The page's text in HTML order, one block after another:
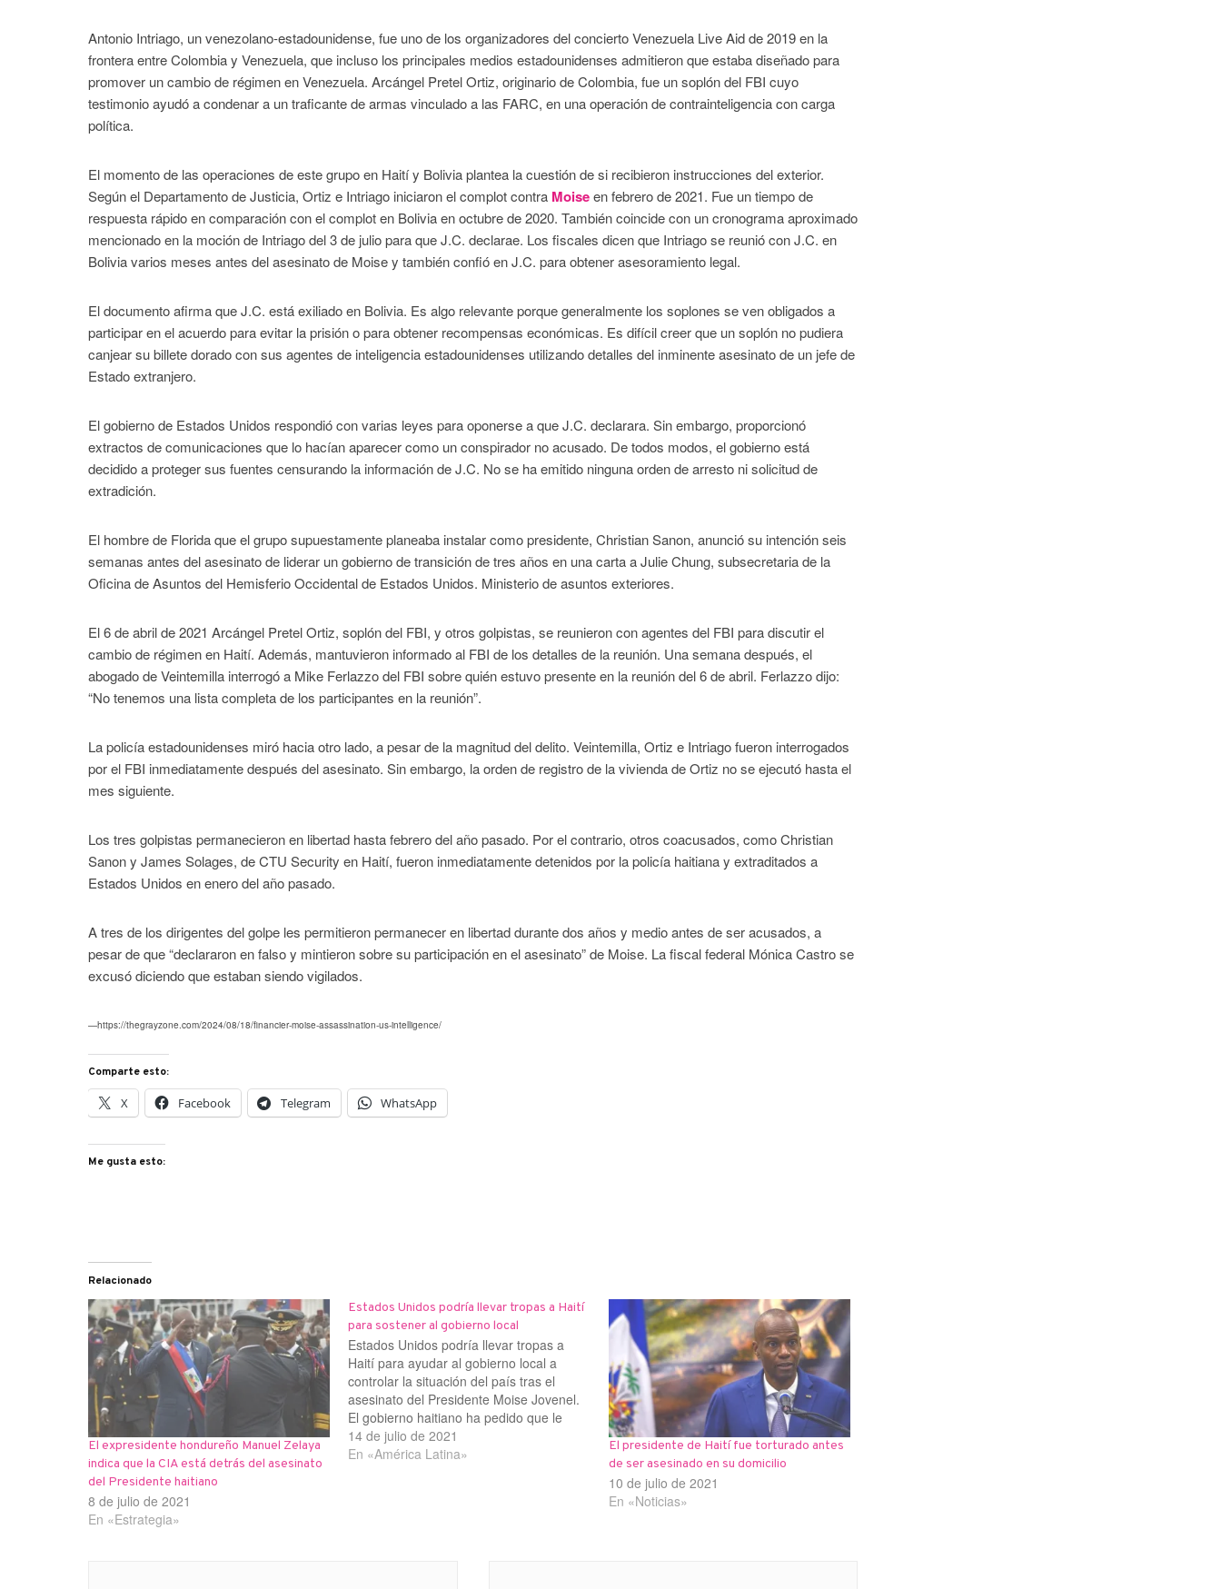
Antonio Intriago, un venezolano-estadounidense, fue uno de los organizadores del concierto Venezuela Live Aid de 2019 en la
frontera entre Colombia y Venezuela, que incluso los principales medios estadounidenses admitieron que estaba diseñado para
promover un cambio de régimen en Venezuela. Arcángel Pretel Ortiz, originario de Colombia, fue un soplón del FBI cuyo
testimonio ayudó a condenar a un traficante de armas vinculado a las FARC, en una operación de contrainteligencia con carga
política.
El momento de las operaciones de este grupo en Haití y Bolivia plantea la cuestión de si recibieron instrucciones del exterior.
Según el Departamento de Justicia, Ortiz e Intriago iniciaron el complot contra Moiseen febrero de 2021. Fue un tiempo de
respuesta rápido en comparación con el complot en Bolivia en octubre de 2020. También coincide con un cronograma aproximado
mencionado en la moción de Intriago del 3 de julio para que J.C. declarae. Los fiscales dicen que Intriago se reunió con J.C. en
Bolivia varios meses antes del asesinato de Moise y también confió en J.C. para obtener asesoramiento legal.
El documento afirma que J.C. está exiliado en Bolivia. Es algo relevante porque generalmente los soplones se ven obligados a
participar en el acuerdo para evitar la prisión o para obtener recompensas económicas. Es difícil creer que un soplón no pudiera
canjear su billete dorado con sus agentes de inteligencia estadounidenses utilizando detalles del inminente asesinato de un jefe de
Estado extranjero.
El gobierno de Estados Unidos respondió con varias leyes para oponerse a que J.C. declarara. Sin embargo, proporcionó
extractos de comunicaciones que lo hacían aparecer como un conspirador no acusado. De todos modos, el gobierno está
decidido a proteger sus fuentes censurando la información de J.C. No se ha emitido ninguna orden de arresto ni solicitud de
extradición.
El hombre de Florida que el grupo supuestamente planeaba instalar como presidente, Christian Sanon, anunció su intención seis
semanas antes del asesinato de liderar un gobierno de transición de tres años en una carta a Julie Chung, subsecretaria de la
Oficina de Asuntos del Hemisferio Occidental de Estados Unidos. Ministerio de asuntos exteriores.
El 6 de abril de 2021 Arcángel Pretel Ortiz, soplón del FBI, ​​y otros golpistas, se reunieron con agentes del FBI para discutir el
cambio de régimen en Haití. Además, mantuvieron informado al FBI de los detalles de la reunión. Una semana después, el
abogado de Veintemilla interrogó a Mike Ferlazzo del FBI sobre quién estuvo presente en la reunión del 6 de abril. Ferlazzo dijo:
“No tenemos una lista completa de los participantes en la reunión”.
La policía estadounidenses miró hacia otro lado, a pesar de la magnitud del delito. Veintemilla, Ortiz e Intriago fueron interrogados
por el FBI inmediatamente después del asesinato. Sin embargo, la orden de registro de la vivienda de Ortiz no se ejecutó hasta el
mes siguiente.
Los tres golpistas permanecieron en libertad hasta febrero del año pasado. Por el contrario, otros coacusados, como Christian
Sanon y James Solages, de CTU Security en Haití, fueron inmediatamente detenidos por la policía haitiana y extraditados a
Estados Unidos en enero del año pasado.
A tres de los dirigentes del golpe les permitieron permanecer en libertad durante dos años y medio antes de ser acusados, a
pesar de que “​​declararon en falso y mintieron sobre su participación en el asesinato” de Moise. La fiscal federal Mónica Castro se
excusó diciendo que estaban siendo vigilados.
—https://thegrayzone.com/2024/08/18/financier-moise-assassination-us-intelligence/
Comparte esto:
X Facebook Telegram WhatsApp
Me gusta esto:
Relacionado
El expresidente hondureño Manuel Zelaya
indica que la CIA está detrás del asesinato
del Presidente haitiano
8 de julio de 2021
En «Estrategia»
Estados Unidos podría llevar tropas a Haití
para sostener al gobierno local
Estados Unidos podría llevar tropas a
Haití para ayudar al gobierno local a
controlar la situación del país tras el
asesinato del Presidente Moise Jovenel.
El gobierno haitiano ha pedido que le
ayuden a asegurar el aeropuerto y otras
infraestructuras sensibles. La petición
14 de julio de 2021
En «América Latina»
El presidente de Haití fue torturado antes
de ser asesinado en su domicilio
10 de julio de 2021
En «Noticias»